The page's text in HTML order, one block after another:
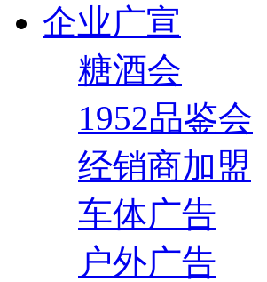
企业广宣
糖酒会
1952品鉴会
经销商加盟
车体广告
户外广告